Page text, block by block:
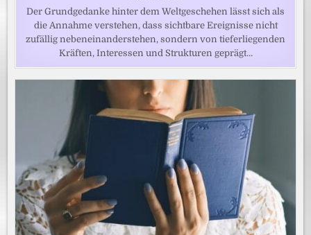
Der Grundgedanke hinter dem Weltgeschehen lässt sich als
die Annahme verstehen, dass sichtbare Ereignisse nicht
zufällig nebeneinanderstehen, sondern von tieferliegenden
Kräften, Interessen und Strukturen geprägt…